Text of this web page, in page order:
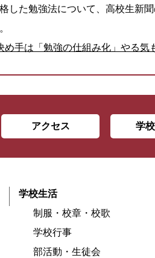
した勉強法について、高校生新
手は「勉強の仕組み化」やる気
アクセス 学
学校生活
制服・校章・校歌
学校行事
部活動・生徒会